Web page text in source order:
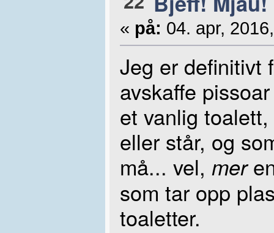
« på: 04. apr,
Jeg er definitivt
avskaffe
et vanlig
eller står, og
må... vel, mer
som tar opp
toaletter.